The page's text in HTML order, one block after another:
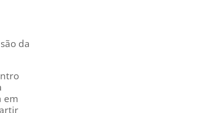
da
em